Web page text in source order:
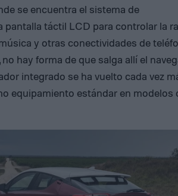
se encuentra el sistema de
pantalla táctil LCD para controlar la
y otras conectividades de
hay forma de que salga allí el
integrado se ha vuelto cada vez
equipamiento estándar en modelos